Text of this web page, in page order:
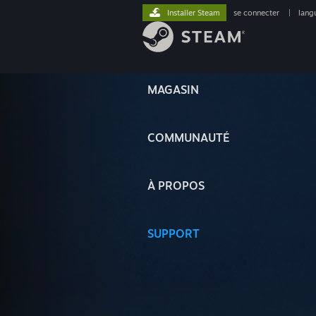
MAGASIN
COMMUNAUTÉ
À PROPOS
SUPPORT
Installer Steam se connecter